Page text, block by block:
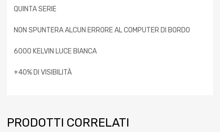
QUINTA SERIE
NON SPUNTERA ALCUN ERRORE AL COMPUTER DI BORDO
6000 KELVIN LUCE BIANCA
+40% DI VISIBILITÀ
PRODOTTI CORRELATI